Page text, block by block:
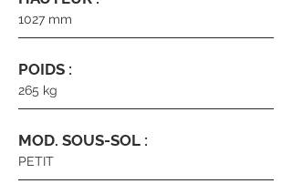
1027 mm
POIDS :
265 kg
MOD. SOUS-SOL :
PETIT